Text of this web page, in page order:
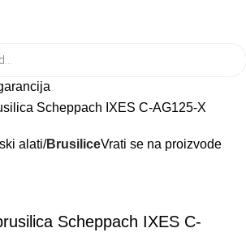
alati BrusiliceVrati se na proizvode
Scheppach IXES C-